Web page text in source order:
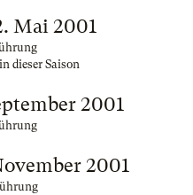
Mai 2001
dieser Saison
2001
2001